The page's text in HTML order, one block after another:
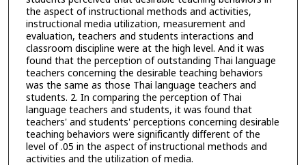
the aspect of instructional methods and activities,
instructional media utilization, measurement and
evaluation, teachers and students interactions and
classroom discipline were at the high level. And it was
found that the perception of outstanding Thai language
teachers concerning the desirable teaching behaviors
was the same as those Thai language teachers and
students. 2. In comparing the perception of Thai
language teachers and students, it was found that
teachers' and students' perceptions concerning desirable
teaching behaviors were significantly different of the
level of .05 in the aspect of instructional methods and
activities and the utilization of media.